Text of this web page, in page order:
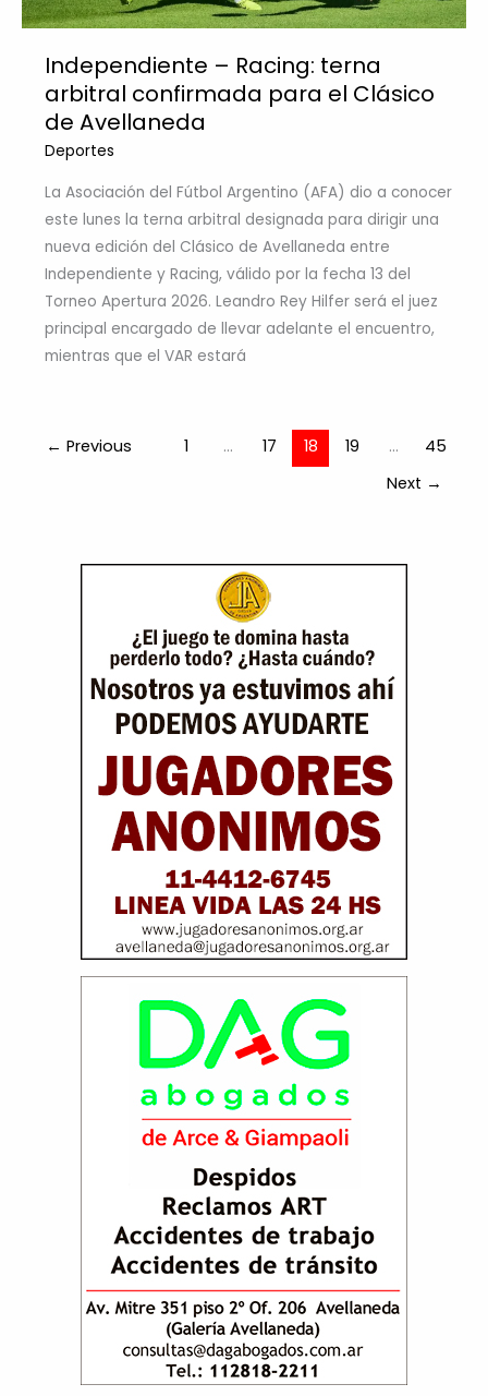
Independiente – Racing: terna
arbitral confirmada para el Clásico
de Avellaneda
Deportes
La Asociación del Fútbol Argentino (AFA) dio a conocer
este lunes la terna arbitral designada para dirigir una
nueva edición del Clásico de Avellaneda entre
Independiente y Racing, válido por la fecha 13 del
Torneo Apertura 2026. Leandro Rey Hilfer será el juez
principal encargado de llevar adelante el encuentro,
mientras que el VAR estará
← Previous 1 … 17 18 19 …
45
Next →